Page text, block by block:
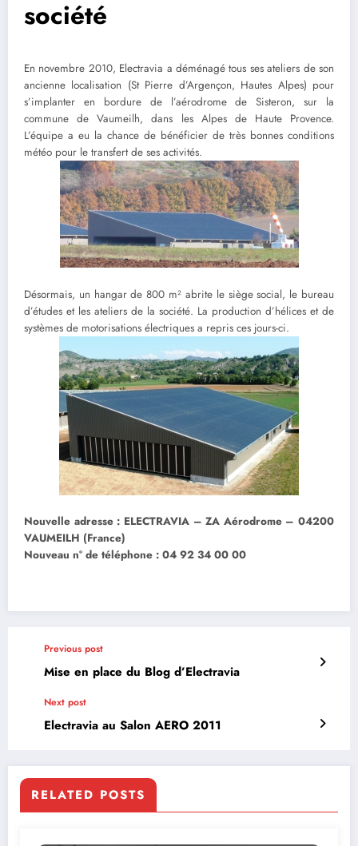
société
En novembre 2010, Electravia a déménagé tous ses ateliers de son
ancienne localisation (St Pierre d’Argençon, Hautes Alpes) pour
s’implanter en bordure de l’aérodrome de Sisteron, sur la
commune de Vaumeilh, dans les Alpes de Haute Provence.
L’équipe a eu la chance de bénéficier de très bonnes conditions
météo pour le transfert de ses activités.
Désormais, un hangar de 800 m² abrite le siège social, le bureau
d’études et les ateliers de la société. La production d’hélices et de
systèmes de motorisations électriques a repris ces jours-ci.
Nouvelle adresse : ELECTRAVIA – ZA Aérodrome – 04200
VAUMEILH (France)
Nouveau n° de téléphone : 04 92 34 00 00
Previous post
Mise en place du Blog d’Electravia
Next post
Electravia au Salon AERO 2011
RELATED POSTS